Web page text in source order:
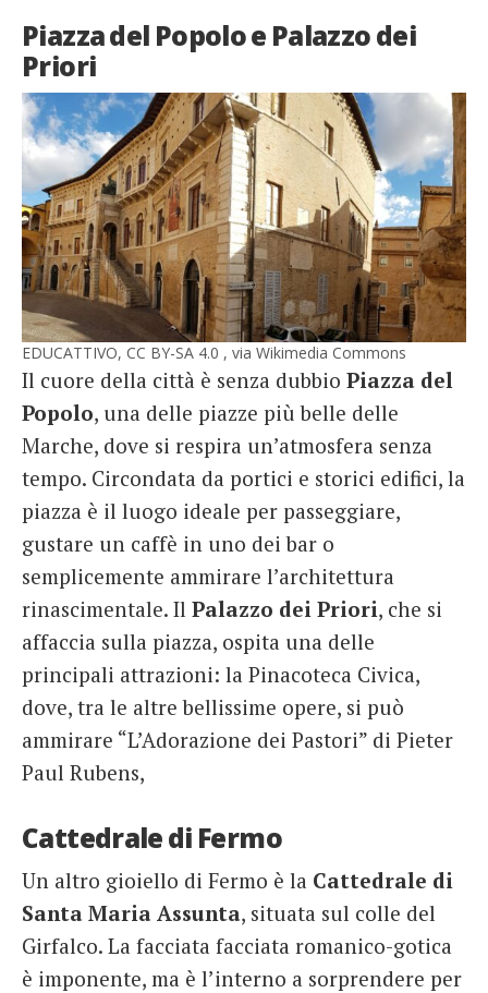
Piazza del Popolo e Palazzo dei
Priori
EDUCATTIVO, CC BY-SA 4.0 , via Wikimedia Commons
Il cuore della città è senza dubbio Piazza del
Popolo, una delle piazze più belle delle
Marche, dove si respira un’atmosfera senza
tempo. Circondata da portici e storici edifici, la
piazza è il luogo ideale per passeggiare,
gustare un caffè in uno dei bar o
semplicemente ammirare l’architettura
rinascimentale. Il Palazzo dei Priori, che si
affaccia sulla piazza, ospita una delle
principali attrazioni: la Pinacoteca Civica,
dove, tra le altre bellissime opere, si può
ammirare “L’Adorazione dei Pastori” di Pieter
Paul Rubens,
Cattedrale di Fermo
Un altro gioiello di Fermo è la Cattedrale di
Santa Maria Assunta, situata sul colle del
Girfalco. La facciata facciata romanico-gotica
è imponente, ma è l’interno a sorprendere per